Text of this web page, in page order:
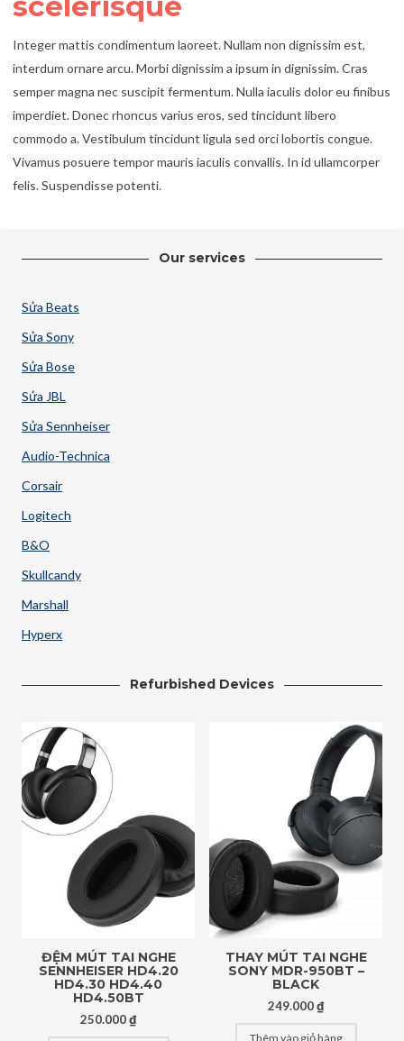
Integer mattis condimentum laoreet. Nullam non dignissim est,
interdum ornare arcu. Morbi dignissim a ipsum in dignissim. Cras
semper magna nec suscipit fermentum. Nulla iaculis dolor eu finibus
imperdiet. Donec rhoncus varius eros, sed tincidunt libero
commodo a. Vestibulum tincidunt ligula sed orci lobortis congue.
Vivamus posuere tempor mauris iaculis convallis. In id ullamcorper
felis. Suspendisse potenti.
Our services
Sửa Beats
Sửa Sony
Sửa Bose
Sửa JBL
Sửa Sennheiser
Audio-Technica
Corsair
Logitech
B&O
Skullcandy
Marshall
Hyperx
Refurbished Devices
ĐỆM MÚT TAI NGHE
SENNHEISER HD4.20
HD4.30 HD4.40
HD4.50BT
250.000₫
THAY MÚT TAI NGHE
SONY MDR-950BT –
BLACK
249.000₫
Thêm vào giỏ hàng